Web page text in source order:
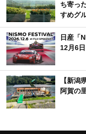
ち寄っ
すめグ
日産「
12月6
【新潟
阿賀の